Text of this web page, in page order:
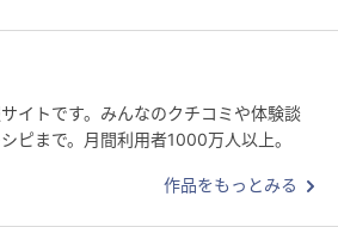
イトです。みんなのクチコミや体験談
ピまで。月間利用者1000万人以上。
作品をもっとみる